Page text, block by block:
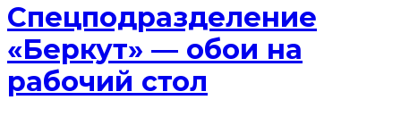
Спецподразделение
«Беркут» — обои на
рабочий стол